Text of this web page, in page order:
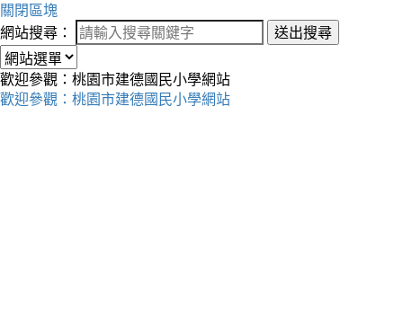
關閉區塊
網站搜尋：
送出搜尋
歡迎參觀：桃園市建德國民小學網站
歡迎參觀：桃園市建德國民小學網站